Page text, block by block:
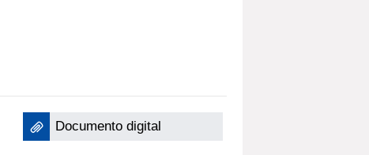
Documento digital